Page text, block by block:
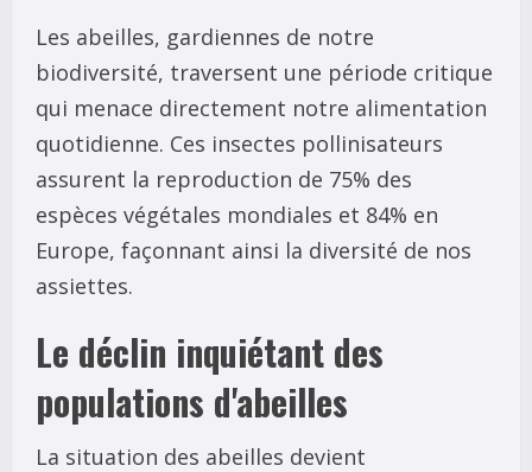
Les abeilles, gardiennes de notre
biodiversité, traversent une période critique
qui menace directement notre alimentation
quotidienne. Ces insectes pollinisateurs
assurent la reproduction de 75% des
espèces végétales mondiales et 84% en
Europe, façonnant ainsi la diversité de nos
assiettes.
Le déclin inquiétant des
populations d'abeilles
La situation des abeilles devient